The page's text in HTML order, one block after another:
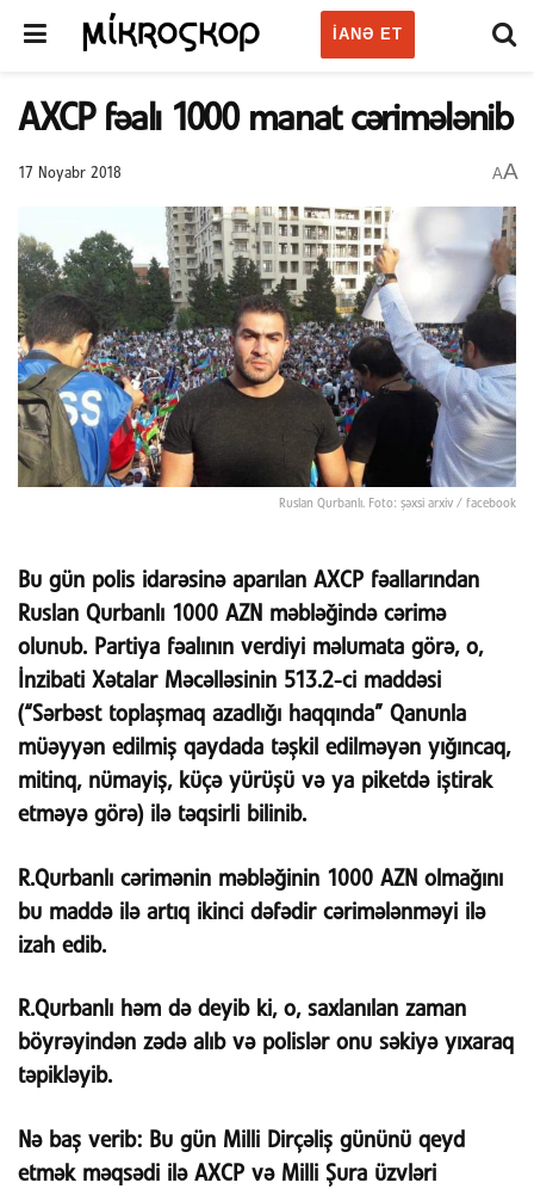
IANƏ ET
AXCP fəalı 1000 manat cərimələnib
17 Noyabr 2018 AA
Ruslan Qurbanlı. Foto: şəxsi arxiv / facebook
Bu gün polis idarəsinə aparılan AXCP fəallarından
Ruslan Qurbanlı 1000 AZN məbləğində cərimə
olunub. Partiya fəalının verdiyi məlumata görə, o,
İnzibati Xətalar Məcəlləsinin 513.2-ci maddəsi
(“Sərbəst toplaşmaq azadlığı haqqında” Qanunla
müəyyən edilmiş qaydada təşkil edilməyən yığıncaq,
mitinq, nümayiş, küçə yürüşü və ya piketdə iştirak
etməyə görə) ilə təqsirli bilinib.
R.Qurbanlı cərimənin məbləğinin 1000 AZN olmağını
bu maddə ilə artıq ikinci dəfədir cərimələnməyi ilə
izah edib.
R.Qurbanlı həm də deyib ki, o, saxlanılan zaman
böyrəyindən zədə alıb və polislər onu səkiyə yıxaraq
təpikləyib.
Nə baş verib: Bu gün Milli Dirçəliş gününü qeyd
etmək məqsədi ilə AXCP və Milli Şura üzvləri